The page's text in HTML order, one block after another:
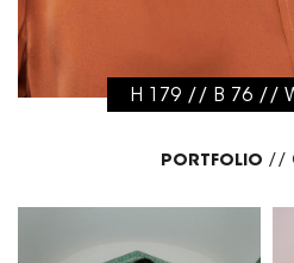
H 179 // B 76 //
PORTFOLIO //